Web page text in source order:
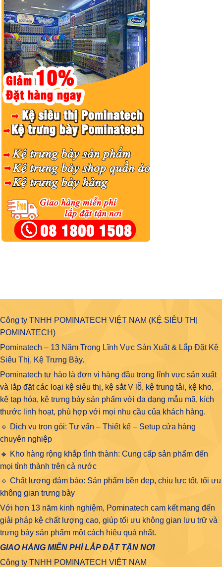
Công ty TNHH POMINATECH VIỆT NAM (KỆ SIÊU THỊ
POMINATECH)
Pominatech – 13 Năm Trong Lĩnh Vực Sản Xuất & Lắp Đặt Kệ
Siêu Thị, Kệ Trưng Bày.
Pominatech tự hào là đơn vị hàng đầu trong lĩnh vực sản xuất
và lắp đặt các loại kệ siêu thị, kệ sắt V lỗ, kệ trung tải, kệ kho,
kệ tạp hóa, kệ trưng bày sản phẩm với đa dạng mẫu mã, kích
thước linh hoạt, phù hợp với mọi nhu cầu của khách hàng.
🔹 Dịch vụ trọn gói: Tư vấn – Thiết kế – Setup cửa hàng
chuyên nghiệp
🔹 Kho hàng rộng khắp tỉnh thành: Cung cấp sản phẩm đến
mọi tỉnh thành trên cả nước
🔹 Chất lượng đảm bảo: Sản phẩm bền đẹp, chịu lực tốt, tối ưu
không gian trưng bày
Với hơn 13 năm kinh nghiệm, Pominatech cam kết mang đến
giải pháp kệ chất lượng cao, giúp tối ưu không gian lưu trữ và
trưng bày sản phẩm một cách hiệu quả nhất.
GIAO HÀNG MIỄN PHÍ LẮP ĐẶT TẬN NƠI
Công ty TNHH POMINATECH VIỆT NAM